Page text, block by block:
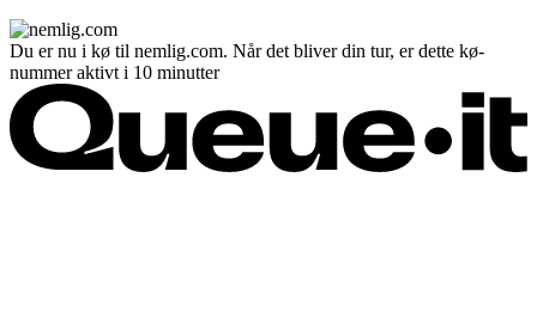
Du er nu i kø til nemlig.com. Når det bliver din tur, er dette kø-
nummer aktivt i 10 minutter